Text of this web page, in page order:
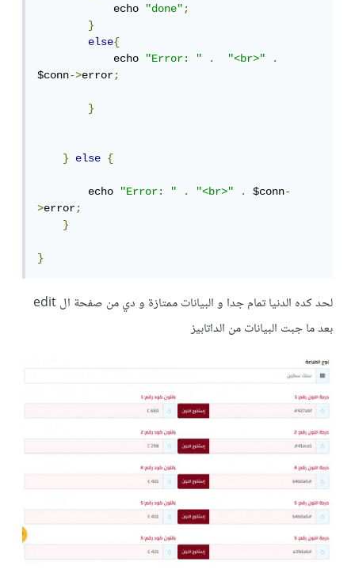
            echo
"done";
}
else{
            echo
"Error: " . "<br>"
.
$conn->error;
}
} else {
        echo
"Error: " . "<br>" . $conn-
>error;
}
}
لحد كده الدنيا تمام جدا و البيانات ممتازة و دي من صفحة ال edit
بعد ما جبت البيانات من الداتابيز